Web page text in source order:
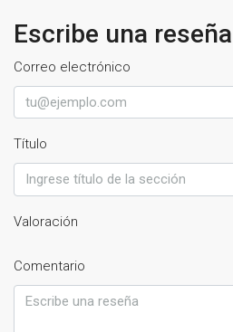
Escribe una reseña
Correo electrónico
Título
Valoración
Comentario